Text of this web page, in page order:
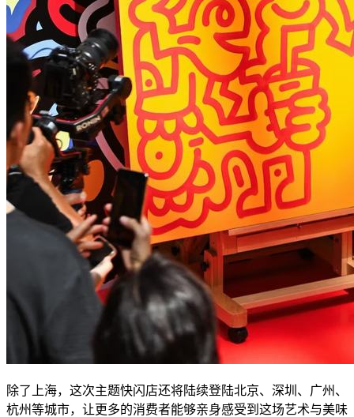
除了上海，这次主题快闪店还将陆续登陆北京、深圳、广州、
杭州等城市，让更多的消费者能够亲身感受到这场艺术与美味